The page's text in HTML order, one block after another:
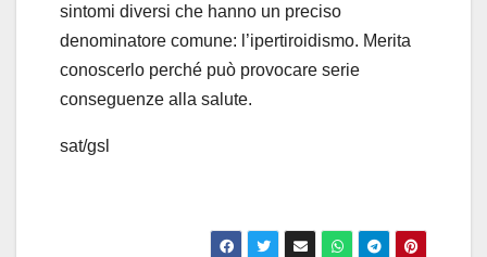
e
o
sintomi diversi che hanno un preciso
denominatore comune: l’ipertiroidismo. Merita
conoscerlo perché può provocare serie
conseguenze alla salute.
sat/gsl